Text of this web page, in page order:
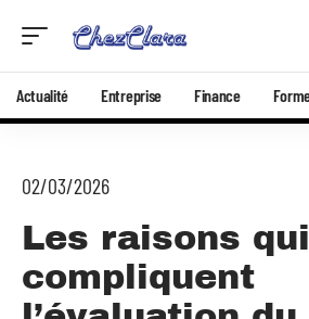
Actualité Entreprise Finance
02/03/2026
Les raisons qui
compliquent